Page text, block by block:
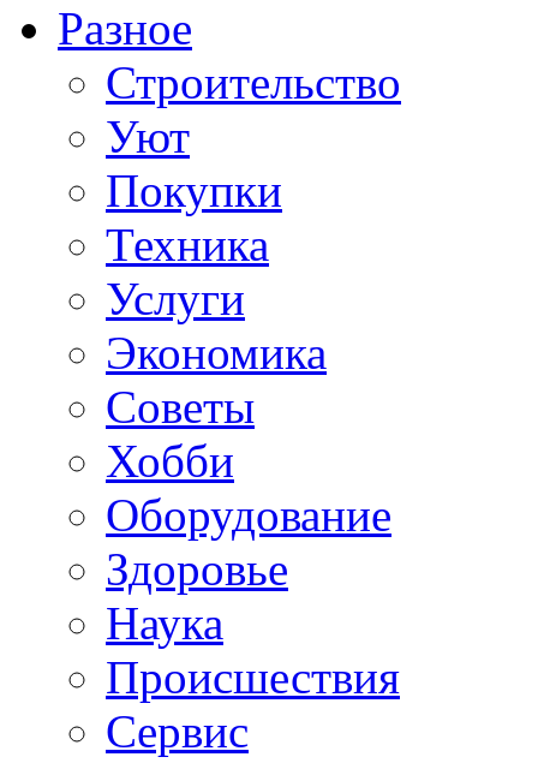
Разное
Строительство
Уют
Покупки
Техника
Услуги
Экономика
Советы
Хобби
Oборудование
Здоровье
Наука
Происшествия
Сервис